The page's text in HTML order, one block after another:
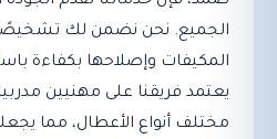
الجميع. نحن نضمن لك
المكيفات وإصلاحها بكفاءة
يعتمد فريقنا على مهنيين
مختلف أنواع الأعطال، مما